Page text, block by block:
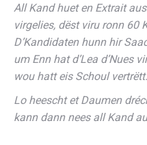
All Kand huet en Extrait
virgelies, dëst viru ronn 60
D’Kandidaten hunn hir
um Enn hat d’Lea d’Nues
wou hatt eis Schoul vertrëtt.
Lo heescht et Daumen
kann dann nees all Kand